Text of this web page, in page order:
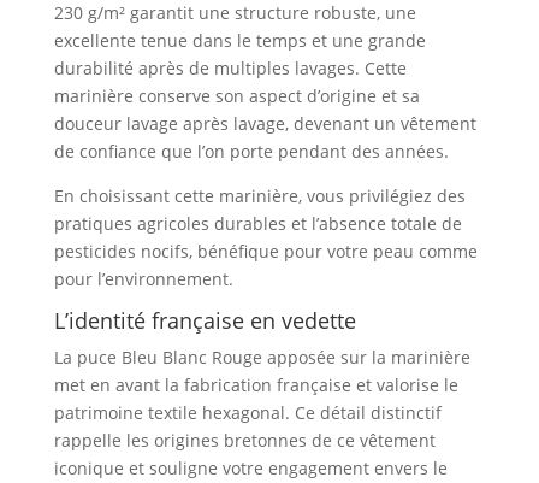
230 g/m² garantit une structure robuste, une
excellente tenue dans le temps et une grande
durabilité après de multiples lavages. Cette
marinière conserve son aspect d’origine et sa
douceur lavage après lavage, devenant un vêtement
de confiance que l’on porte pendant des années.
En choisissant cette marinière, vous privilégiez des
pratiques agricoles durables et l’absence totale de
pesticides nocifs, bénéfique pour votre peau comme
pour l’environnement.
L’identité française en vedette
La puce Bleu Blanc Rouge apposée sur la marinière
met en avant la fabrication française et valorise le
patrimoine textile hexagonal. Ce détail distinctif
rappelle les origines bretonnes de ce vêtement
iconique et souligne votre engagement envers le